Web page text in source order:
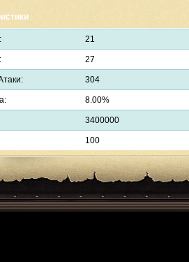
21
27
304
8.00%
3400000
100